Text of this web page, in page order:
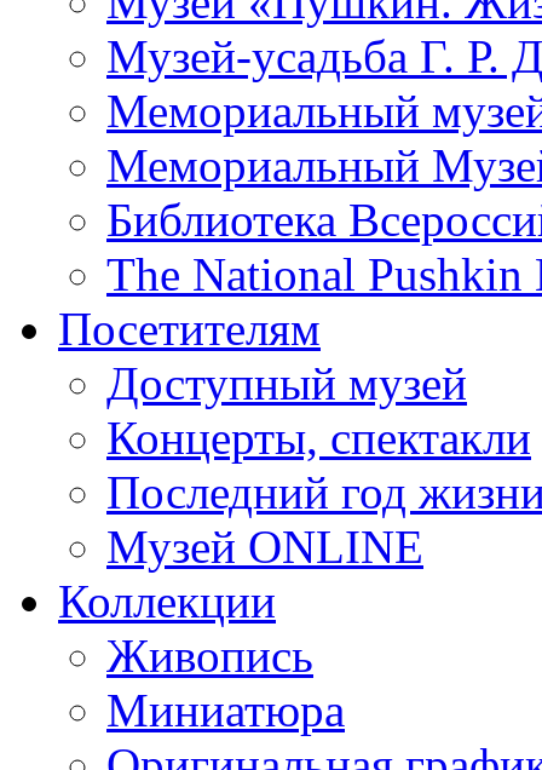
Музей-усадьба Г. Р.
Мемориальный
Мемориальный
Библиотека
The National Pushkin
Посетителям
Доступный музей
Концерты, спектакли
Последний год
Музей ONLINE
Коллекции
Живопись
Миниатюра